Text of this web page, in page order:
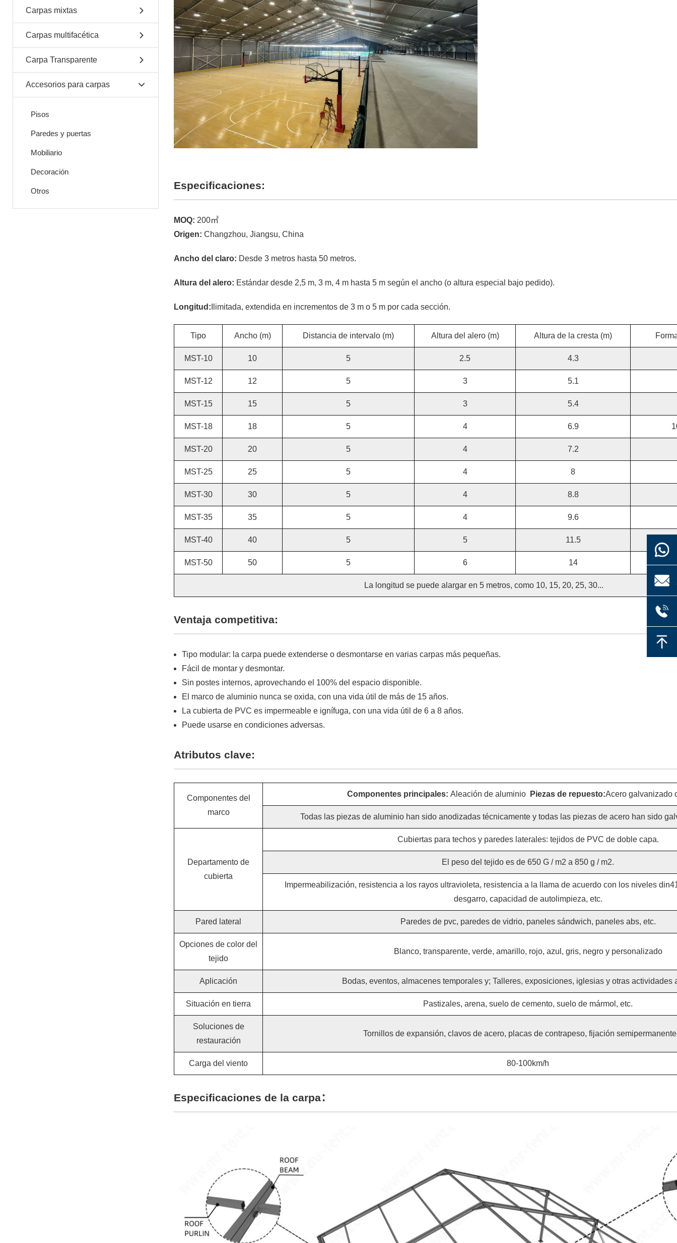
Especificaciones:
MOQ: 200㎡
Origen: Changzhou, Jiangsu, China
Ancho del claro: Desde 3 metros hasta 50 metros.
Altura del alero: Estándar desde 2,5 m, 3 m, 4 m hasta 5 m según el ancho (o altura especial bajo pedido).
Longitud: Ilimitada, extendida en incrementos de 3 m o 5 m por cada sección.
Tipo Ancho (m) Distancia de intervalo (m) Altura del alero (m) Altura de la cresta (m)
MST-10 10 5 2.5 4.3
MST-12 12 5 3 5.1
MST-15 15 5 3 5.4
MST-18 18 5 4 6.9
MST-20 20 5 4 7.2
MST-25 25 5 4 8
MST-30 30 5 4 8.8
MST-35 35 5 4 9.6
MST-40 40 5 5 11.5
MST-50 50 5 6 14
La longitud se puede alargar en 5 metros, como 10, 15, 20, 25, 30...
Ventaja competitiva:
Tipo modular: la carpa puede extenderse o desmontarse en varias carpas más pequeñas.
Fácil de montar y desmontar.
Sin postes internos, aprovechando el 100% del espacio disponible.
El marco de aluminio nunca se oxida, con una vida útil de más de 15 años.
La cubierta de PVC es impermeable e ignífuga, con una vida útil de 6 a 8 años.
Puede usarse en condiciones adversas.
Atributos clave:
Componentes del
marco
Componentes principales: Aleación de aluminio Piezas de repuesto:Acero galvanizado
Todas las piezas de aluminio han sido anodizadas técnicamente y todas las piezas de acero han sido
Departamento de
cubierta
Cubiertas para techos y paredes laterales: tejidos de PVC de doble capa.
El peso del tejido es de 650 G / m2 a 850 g / m2.
Impermeabilización, resistencia a los rayos ultravioleta, resistencia a la llama de acuerdo con los niveles
desgarro, capacidad de autolimpieza, etc.
Pared lateral Paredes de pvc, paredes de vidrio, paneles sándwich, paneles abs, etc.
Opciones de color del
tejido
Blanco, transparente, verde, amarillo, rojo, azul, gris, negro y personalizado
Aplicación Bodas, eventos, almacenes temporales y; Talleres, exposiciones, iglesias y otras actividades
Situación en tierra Pastizales, arena, suelo de cemento, suelo de mármol, etc.
Soluciones de
restauración
Tornillos de expansión, clavos de acero, placas de contrapeso, fijación
Carga del viento 80-100km/h
Especificaciones de la carpa：
Carpas mixtas
Carpas multifacética
Carpa Transparente
Accesorios para carpas
Pisos
Paredes y puertas
Mobiliario
Decoración
Otros